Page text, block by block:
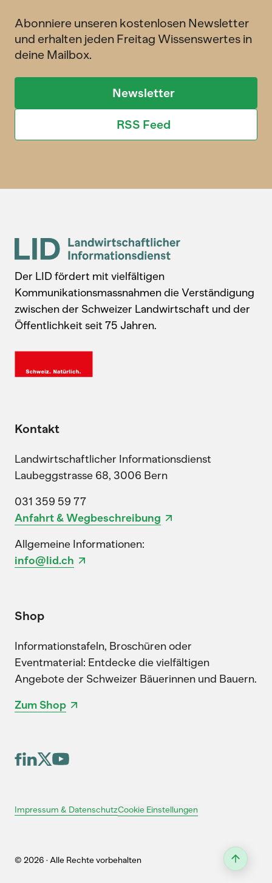
Abonniere unseren kostenlosen Newsletter
und erhalten jeden Freitag Wissenswertes in
deine Mailbox.
Newsletter
RSS Feed
Der LID fördert mit vielfältigen
Kommunikationsmassnahmen die Verständigung
zwischen der Schweizer Landwirtschaft und der
Öffentlichkeit seit 75 Jahren.
Kontakt
Landwirtschaftlicher Informationsdienst
Laubeggstrasse 68, 3006 Bern
031 359 59 77
Anfahrt & Wegbeschreibung
Allgemeine Informationen:
info@lid.ch
Shop
Informationstafeln, Broschüren oder
Eventmaterial: Entdecke die vielfältigen
Angebote der Schweizer Bäuerinnen und Bauern.
Zum Shop
Impressum & DatenschutzCookie Einstellungen
© 2026 · Alle Rechte vorbehalten